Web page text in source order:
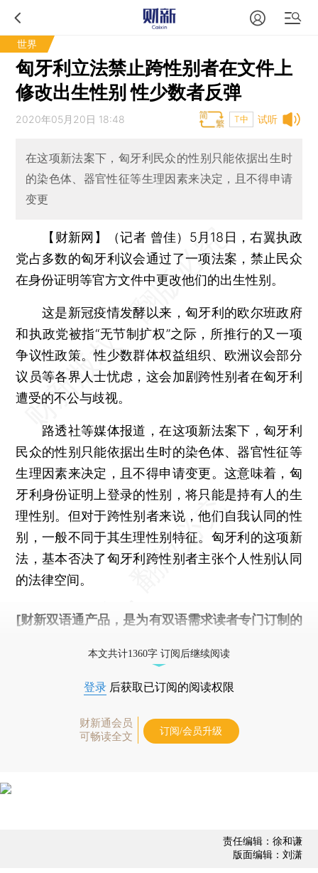
世界
匈牙利立法禁止跨性别者在文件上
修改出生性别 性少数者反弹
试听
2020年05月20日 18:48 T中
在这项新法案下，匈牙利民众的性别只能依据出生时
的染色体、器官性征等生理因素来决定，且不得申请
变更
【财新网】（记者 曾佳） 5月18日，右翼执政
党占多数的匈牙利议会通过了一项法案，禁止民众
在身份证明等官方文件中更改他们的出生性别。
这是新冠疫情发酵以来，匈牙利的欧尔班政府
和执政党被指“无节制扩权”之际，所推行的又一项
争议性政策。性少数群体权益组织、欧洲议会部分
议员等各界人士忧虑，这会加剧跨性别者在匈牙利
遭受的不公与歧视。
路透社等媒体报道，在这项新法案下，匈牙利
民众的性别只能依据出生时的染色体、器官性征等
生理因素来决定，且不得申请变更。这意味着，匈
牙利身份证明上登录的性别，将只能是持有人的生
理性别。但对于跨性别者来说，他们自我认同的性
别，一般不同于其生理性别特征。匈牙利的这项新
法，基本否决了匈牙利跨性别者主张个人性别认同
的法律空间。
[财新双语通产品，是为有双语需求读者专门订制的
本文共计1360字 订阅后继续阅读
登录 后获取已订阅的阅读权限
财新通会员
可畅读全文
订阅/会员升级
责任编辑：徐和谦
版面编辑：刘潇